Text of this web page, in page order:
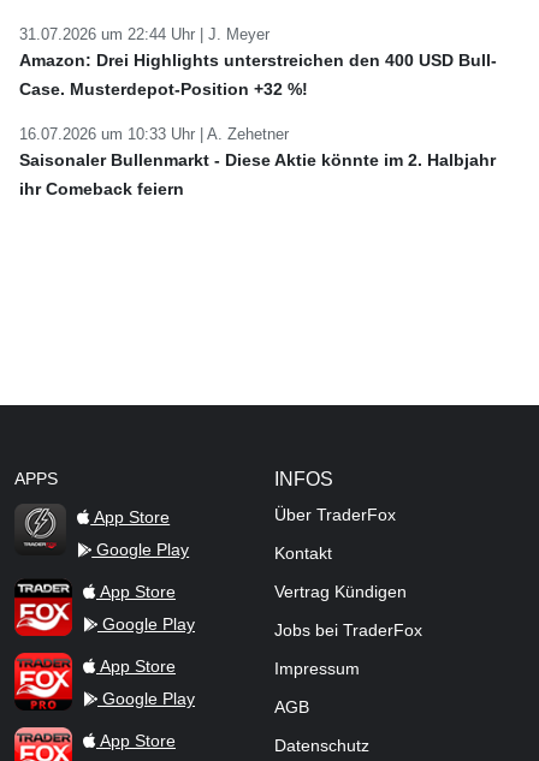
31.07.2026 um 22:44 Uhr | J. Meyer
Amazon: Drei Highlights unterstreichen den 400 USD Bull-
Case. Musterdepot-Position +32 %!
16.07.2026 um 10:33 Uhr | A. Zehetner
Saisonaler Bullenmarkt - Diese Aktie könnte im 2. Halbjahr
ihr Comeback feiern
APPS
TraderFox Flash
App Store
Google Play
TraderFox AppApp Store
Google Play
TraderFox ProApp Store
Google Play
TraderFox dpa-AFX ProFeed
App Store
INFOS
Über TraderFox
Kontakt
Vertrag Kündigen
Jobs bei TraderFox
Impressum
AGB
Datenschutz